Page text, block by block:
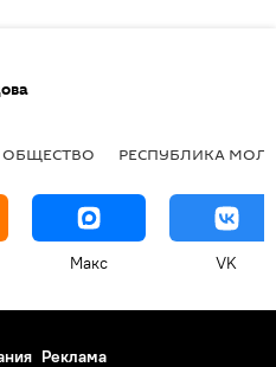
ОБЩЕСТВО РЕСПУБЛИКА
Макс VK
Реклама